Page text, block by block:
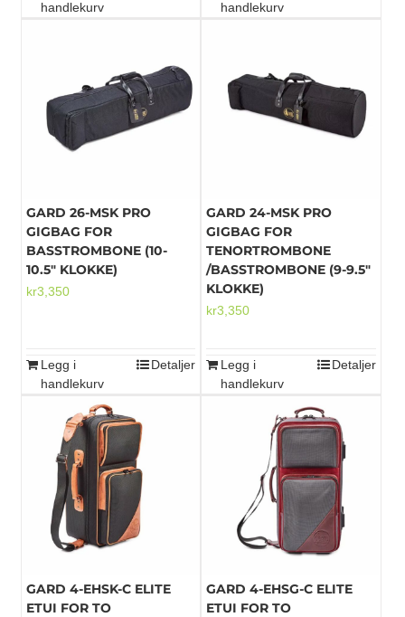
handlekurv handlekurv
GARD 26-MSK PRO
GIGBAG FOR
BASSTROMBONE (10-
10.5″ KLOKKE)
kr3,350
Legg i
handlekurv
Detaljer
GARD 24-MSK PRO
GIGBAG FOR
TENORTROMBONE
/BASSTROMBONE (9-9.5″
KLOKKE)
kr3,350
Legg i
handlekurv
Detaljer
GARD 4-EHSK-C ELITE
ETUI FOR TO
GARD 4-EHSG-C ELITE
ETUI FOR TO